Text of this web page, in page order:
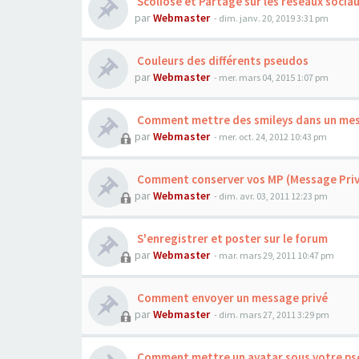
parWebmaster - dim. janv. 20, 2019 3:31 pm
Couleurs des différents pseudos
parWebmaster - mer. mars 04, 2015 1:07 pm
Comment mettre des smileys dans un
parWebmaster - mer. oct. 24, 2012 10:43 pm
Comment conserver vos MP (Message
parWebmaster - dim. avr. 03, 2011 12:23 pm
S'enregistrer et poster sur le forum
parWebmaster - mar. mars 29, 2011 10:47 pm
Comment envoyer un message privé
parWebmaster - dim. mars 27, 2011 3:29 pm